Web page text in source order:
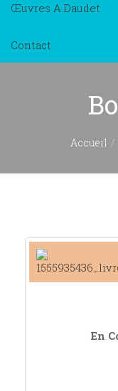
Œuvres A.Daudet
Contact
Accueil
En